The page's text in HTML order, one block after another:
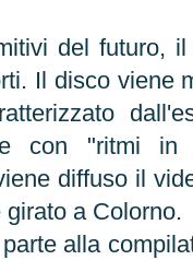
del futuro,
Il disco viene
con "ritmi in
diffuso il
a Colorno.
alla